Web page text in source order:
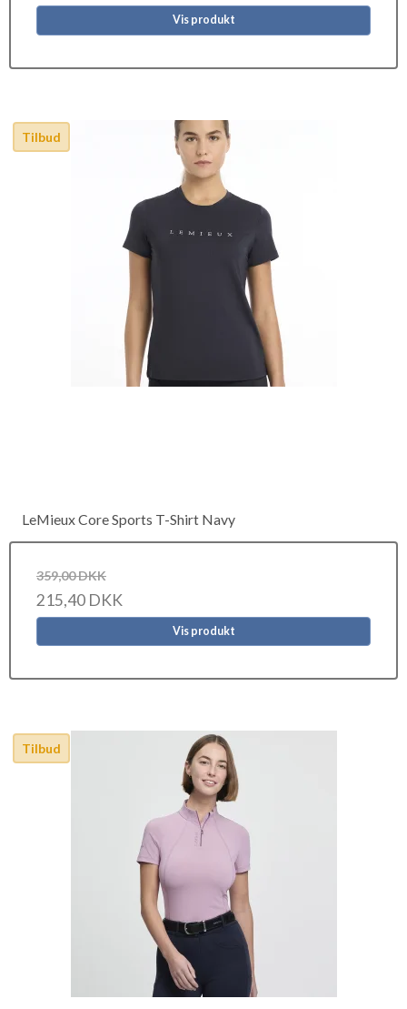
Vis produkt
Tilbud
LeMieux Core Sports T-Shirt Navy
359,00 DKK
215,40 DKK
Vis produkt
Tilbud